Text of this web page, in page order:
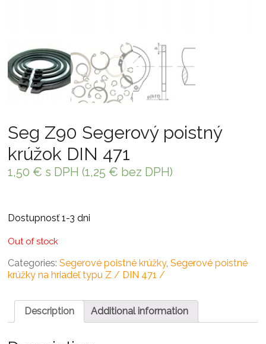
Seg Z90 Segerový poistný
krúžok DIN 471
1,50 € s DPH (1,25 € bez DPH)
Dostupnosť 1-3 dni
Out of stock
Categories:Segerové poistné krúžky,Segerové poistné
krúžky na hriadeľ typu Z / DIN 471 /
Description Additional information